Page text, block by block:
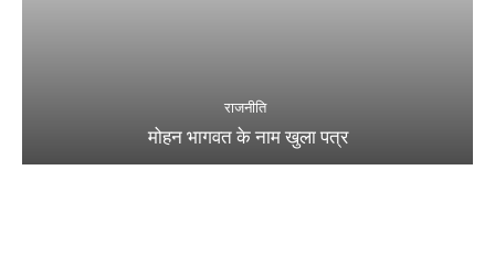
राजनीति
मोहन भागवत के नाम खुला पत्र